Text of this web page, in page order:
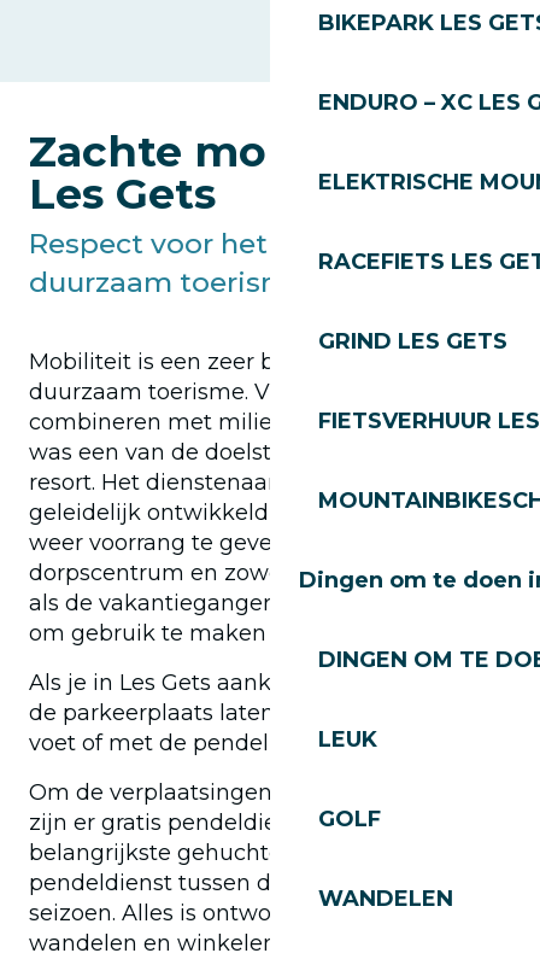
BIKEPARK LES
ENDURO – XC LES
ELEKTRISCHE
RACEFIETS LES
GRIND LES GETS
FIETSVERHUUR
Dingen om te doen
DINGEN OM TE
LEUK
GOLF
WANDELEN
Zachte mobiliteit in
Les Gets
Respect voor het milieu en
duurzaam toerisme
Mobiliteit is een zeer belangrijk aspect van
duurzaam toerisme. Vrijetijdsactiviteiten
combineren met milieuvriendelijk vervoer
was een van de doelstellingen van het
resort. Het dienstenaanbod is daarom
geleidelijk ontwikkeld om voetgangers
weer voorrang te geven in het
dorpscentrum en zowel de lokale bevolking
als de vakantiegangers aan te moedigen
om gebruik te maken van zacht vervoer.
Als je in Les Gets aankomt, kun je je auto op
de parkeerplaats laten staan en je vrij te
voet of met de pendelbus verplaatsen.
Om de verplaatsingen te vergemakkelijken,
zijn er gratis pendeldiensten naar de
belangrijkste gehuchten in het dorp en een
pendeldienst tussen de resorts tijdens het
seizoen. Alles is ontworpen om te fietsen,
wandelen en winkelen een echt plezier te